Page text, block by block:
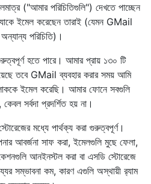
("আমার পরিচিতিগুলি") দেখতে পাচ্ছেন
ইমেল করেছেন তারাই (যেমন GMail
অন্যান্য পরিচিতি)।
হতে পারে। আমার প্রায় ১৩০ টি
তবে GMail ব্যবহার করার সময় আমি
ইমেল করেছি। আমার ফোনে সবগুলি
সর্বদা প্রদর্শিত হয় না।
মধ্যে পার্থক্য করা গুরুত্বপূর্ণ।
আবর্জনা সাফ করা, ইমেলগুলি মুছে ফেলা,
আনইনস্টল করা বা এসডি স্টোরেজে
সম্ভাবনা কম, কারণ এগুলি অস্থায়ী র‌্যাম